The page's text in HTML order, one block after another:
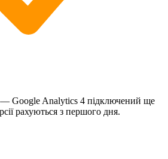
— Google Analytics 4 підключений ще
рахуються з першого дня.